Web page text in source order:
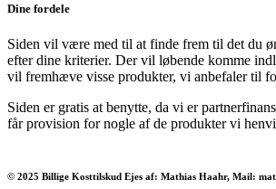
Dine fordele
Siden vil være med til at finde frem til det du
efter dine kriterier. Der vil løbende komme
vil fremhæve visse produkter, vi anbefaler til
Siden er gratis at benytte, da vi er
får provision for nogle af de produkter vi
© 2025 Billige Kosttilskud Ejes af: Mathias Haahr, Mail: